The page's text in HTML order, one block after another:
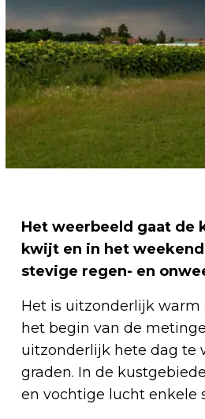
Het weerbeeld gaat de
kwijt en in het
stevige regen- en
Het is uitzonderlijk warm
het begin van de
uitzonderlijk hete dag te
graden. In de
en vochtige lucht enkele